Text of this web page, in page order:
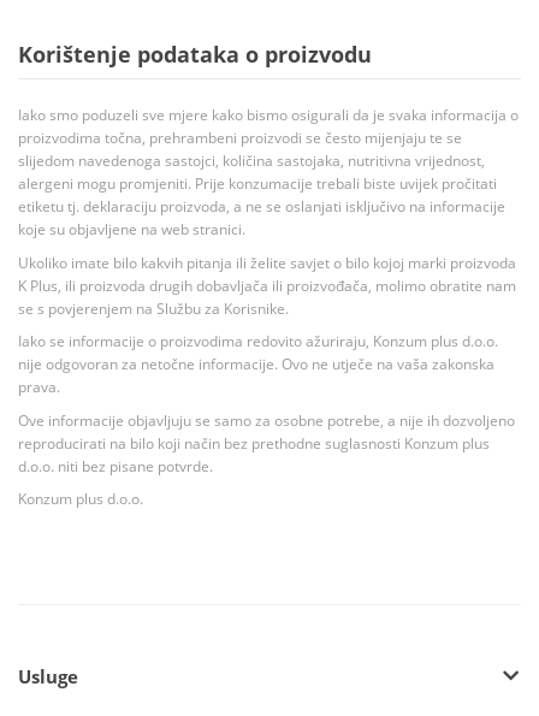
Korištenje podataka o proizvodu
Iako smo poduzeli sve mjere kako bismo osigurali da je svaka informacija o
proizvodima točna, prehrambeni proizvodi se često mijenjaju te se
slijedom navedenoga sastojci, količina sastojaka, nutritivna vrijednost,
alergeni mogu promjeniti. Prije konzumacije trebali biste uvijek pročitati
etiketu tj. deklaraciju proizvoda, a ne se oslanjati isključivo na informacije
koje su objavljene na web stranici.
Ukoliko imate bilo kakvih pitanja ili želite savjet o bilo kojoj marki proizvoda
K Plus, ili proizvoda drugih dobavljača ili proizvođača, molimo obratite nam
se s povjerenjem na Službu za Korisnike.
Iako se informacije o proizvodima redovito ažuriraju, Konzum plus d.o.o.
nije odgovoran za netočne informacije. Ovo ne utječe na vaša zakonska
prava.
Ove informacije objavljuju se samo za osobne potrebe, a nije ih dozvoljeno
reproducirati na bilo koji način bez prethodne suglasnosti Konzum plus
d.o.o. niti bez pisane potvrde.
Konzum plus d.o.o.
Usluge